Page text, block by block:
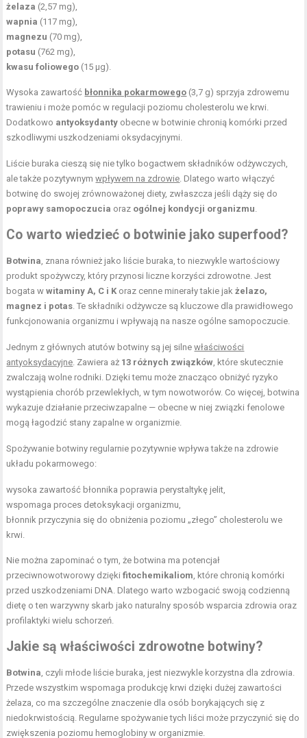
żelaza (2,57 mg),
wapnia (117 mg),
magnezu (70 mg),
potasu (762 mg),
kwasu foliowego (15 µg).
Wysoka zawartość błonnika pokarmowego (3,7 g) sprzyja zdrowemu
trawieniu i może pomóc w regulacji poziomu cholesterolu we krwi.
Dodatkowo antyoksydanty obecne w botwinie chronią komórki przed
szkodliwymi uszkodzeniami oksydacyjnymi.
Liście buraka cieszą się nie tylko bogactwem składników odżywczych,
ale także pozytywnymwpływem na zdrowie. Dlatego warto włączyć
botwinę do swojej zrównoważonej diety, zwłaszcza jeśli dąży się do
poprawy samopoczucia oraz ogólnej kondycji organizmu.
Co warto wiedzieć o botwinie jako superfood?
Botwina, znana również jako liście buraka, to niezwykle wartościowy
produkt spożywczy, który przynosi liczne korzyści zdrowotne. Jest
bogata wwitaminy A, C i K oraz cenne minerały takie jakżelazo,
magnez i potas. Te składniki odżywcze są kluczowe dla prawidłowego
funkcjonowania organizmu i wpływają na nasze ogólne samopoczucie.
Jednym z głównych atutów botwiny są jej silnewłaściwości
antyoksydacyjne. Zawiera aż 13 różnych związków, które skutecznie
zwalczają wolne rodniki. Dzięki temu może znacząco obniżyć ryzyko
wystąpienia chorób przewlekłych, w tym nowotworów. Co więcej, botwina
wykazuje działanie przeciwzapalne — obecne w niej związki fenolowe
mogą łagodzić stany zapalne w organizmie.
Spożywanie botwiny regularnie pozytywnie wpływa także na zdrowie
układu pokarmowego:
wysoka zawartość błonnika poprawia perystaltykę jelit,
wspomaga proces detoksykacji organizmu,
błonnik przyczynia się do obniżenia poziomu „złego” cholesterolu we
krwi.
Nie można zapominać o tym, że botwina ma potencjał
przeciwnowotworowy dziękifitochemikaliom, które chronią komórki
przed uszkodzeniami DNA. Dlatego warto wzbogacić swoją codzienną
dietę o ten warzywny skarb jako naturalny sposób wsparcia zdrowia oraz
profilaktyki wielu schorzeń.
Jakie są właściwości zdrowotne botwiny?
Botwina, czyli młode liście buraka, jest niezwykle korzystna dla zdrowia.
Przede wszystkim wspomaga produkcję krwi dzięki dużej zawartości
żelaza, co ma szczególne znaczenie dla osób borykających się z
niedokrwistością. Regularne spożywanie tych liści może przyczynić się do
zwiększenia poziomu hemoglobiny w organizmie.